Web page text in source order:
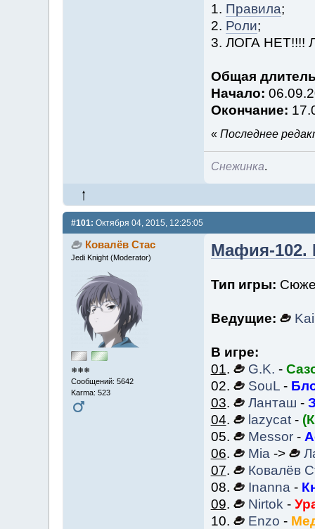
1. Правила;
2. Роли;
3. ЛОГА НЕТ!!!!
Общая
Начало:
Окончание:
« Последнее
Снежинка.
#101: Октября 04, 2015, 12:25:05
Ковалёв Стас
Jedi Knight (Moderator)
❄❄❄
Сообщений: 5642
Karma: 523
Мафия-102.
Тип игры:
Ведущие: Kai
В игре:
01. G.K. -
02.
SouL-
03. Ланташ -
04. lazycat-
05.
Messor-
06. Mia ->
07.
Ковалёв
08.
Inanna -
09. Nirtok -
10.
Enzo -